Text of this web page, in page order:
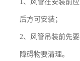
1、风管在安装前
后方可安装；
2、风管吊装前先
障碍物要清理。